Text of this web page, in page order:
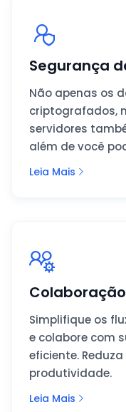
Segurança
Não apenas os
criptografados,
servidores
além de você
Leia Mais
Simplifique os
e colabore com
eficiente.
produtividade.
Leia Mais